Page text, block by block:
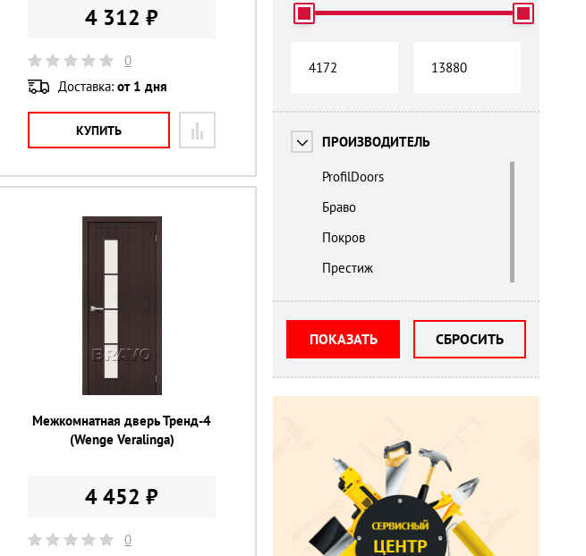
4 312 ₽
0
Доставка:от 1 дня
КУПИТЬ
Межкомнатная дверь Тренд-4
(Wenge Veralinga)
4 452 ₽
0
ПРОИЗВОДИТЕЛЬ
ProfilDoors
Браво
Покров
Престиж
ПОКАЗАТЬ СБРОСИТЬ